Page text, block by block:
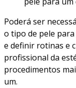
Poderá ser
o tipo de pele
e definir rotinas e
profissional da
procedimentos
um.